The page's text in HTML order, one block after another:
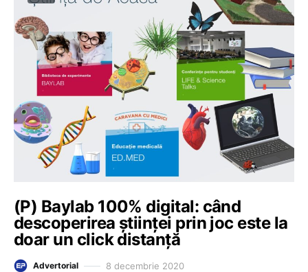
(P) Baylab 100% digital: când
descoperirea științei prin joc este la
doar un click distanță
Advertorial 8 decembrie 2020